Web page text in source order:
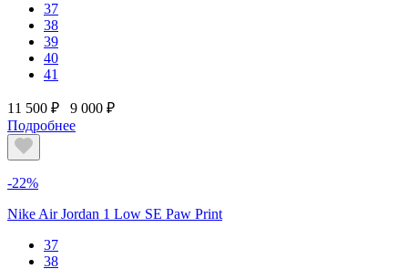
37
38
39
40
41
11 500 ₽
9 000 ₽
Подробнее
-22%
Nike Air Jordan 1 Low SE Paw Print
37
38